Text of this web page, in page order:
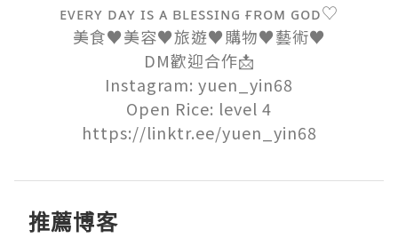
ᴇᴠᴇʀʏ ᴅᴀʏ ɪs ᴀ ʙʟᴇssɪɴɢ ғʀᴏᴍ ɢᴏᴅ♡
美食♥︎美容♥︎旅遊♥︎購物♥︎藝術♥︎
DM歡迎合作📩
Instagram: yuen_yin68
Open Rice: level 4
https://linktr.ee/yuen_yin68
推薦博客